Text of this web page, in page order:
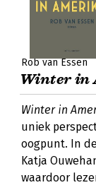
Rob van Essen
Winter in
Winter in
uniek
oogpunt. In
Katja
waardoor